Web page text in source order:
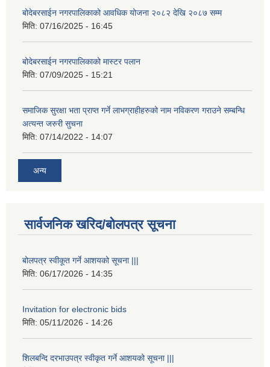
बोदेबरसाईन नगरपालिकाको आवधिक योजना २०८२ देखि २०८७ सम्म
मिति: 07/16/2025 - 16:45
बोदेबरसाईन नगरपालिकाको मास्टर पलान
मिति: 07/09/2025 - 15:21
समाजिक सुरक्षा भता प्राप्त गर्ने लाभग्राहीहरुको नाम नविकरण गराउने सम्बन्धि
अत्यन्त जरुरी सुचना
मिति: 07/14/2022 - 14:07
अन्य
सार्वजनिक खरिद/बोलपत्र सूचना
बोलपत्र स्वीकूत गर्ने आशयको सूचना |||
मिति: 06/17/2026 - 14:35
Invitation for electronic bids
मिति: 05/11/2026 - 14:26
शिलबन्दि दरभाउपत्र स्वीकृत गर्ने आशयको सूचना |||